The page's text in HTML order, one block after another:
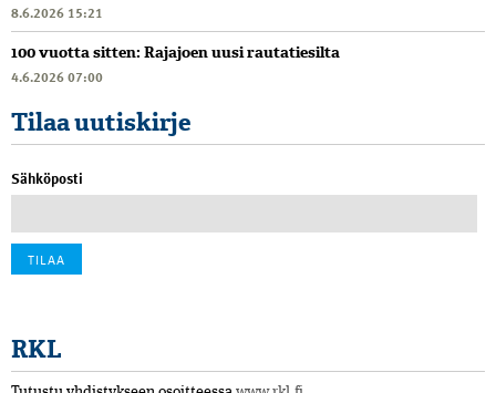
8.6.2026 15:21
100 vuotta sitten: Rajajoen uusi rautatiesilta
4.6.2026 07:00
Tilaa uutiskirje
Sähköposti
RKL